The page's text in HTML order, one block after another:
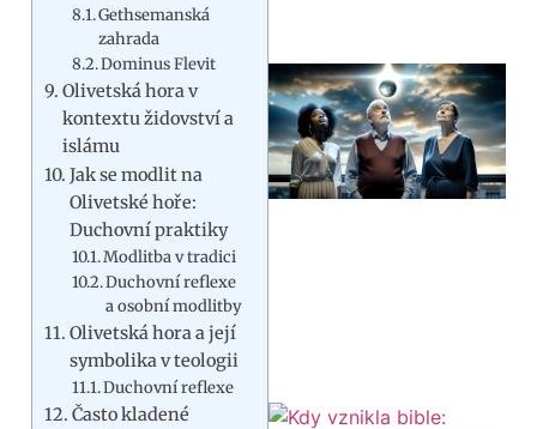
Gethsemanská
zahrada
Dominus Flevit
Olivetská hora v
kontextu židovství a
islámu
Jak se modlit na
Olivetské hoře:
Duchovní praktiky
Modlitba v tradici
Duchovní reflexe
a osobní modlitby
Olivetská hora a její
symbolika v teologii
Duchovní reflexe
Často kladené